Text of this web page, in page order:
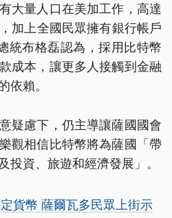
大量人口在美加工作，高達
加上全國民眾擁有銀行帳戶
統布格磊認為，採用比特幣
成本，讓更多人接觸到金融
依賴。
疑慮下，仍主導讓薩國國會
觀相信比特幣將為薩國「帶
投資、旅遊和經濟發展」。
貨幣 薩爾瓦多民眾上街示